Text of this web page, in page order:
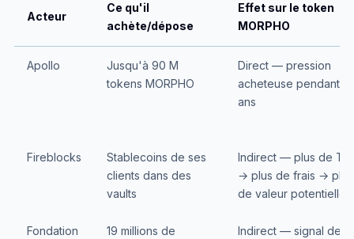
Acteur
Ce qu'il
achète/dépose
Effet sur le token
MORPHO
Apollo
Jusqu'à 90 M
tokens MORPHO
Direct — pression
acheteuse pendant 4
ans
Fireblocks
Stablecoins de ses
clients dans des
vaults
Indirect — plus de
→ plus de frais → plus
de valeur potentielle
Fondation
19 millions de
Indirect — signal de